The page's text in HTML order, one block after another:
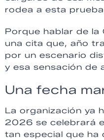
rodea a esta
Porque hablar de la
una cita que, año
por un escenario
y esa sensación de
Una fecha
La organización ya
2026 se celebrará
tan especial que ha